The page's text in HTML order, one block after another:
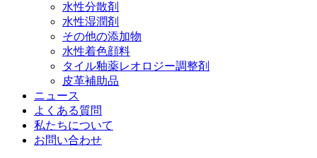
水性分散剤
水性湿潤剤
その他の添加物
水性着色顔料
タイル釉薬レオロジー調整剤
皮革補助品
ニュース
よくある質問
私たちについて
お問い合わせ